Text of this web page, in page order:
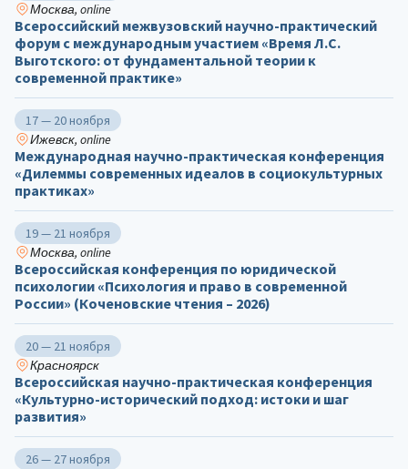
Москва, online
Всероссийский межвузовский научно-практический
форум с международным участием «Время Л.С.
Выготского: от фундаментальной теории к
современной практике»
17 — 20 ноября
Ижевск, online
Международная научно-практическая конференция
«Дилеммы современных идеалов в социокультурных
практиках»
19 — 21 ноября
Москва, online
Всероссийская конференция по юридической
психологии «Психология и право в современной
России» (Коченовские чтения – 2026)
20 — 21 ноября
Красноярск
Всероссийская научно-практическая конференция
«Культурно-исторический подход: истоки и шаг
развития»
26 — 27 ноября